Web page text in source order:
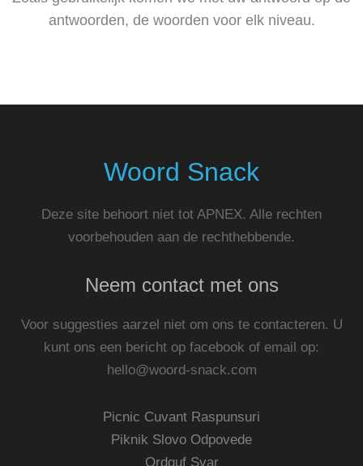
antwoorden, de woorden voor elk niveau.
Woord Snack
Deze site behoort niet tot APNEX. Alle rechten
voorbehouden aan de rechthebbende.
Neem contact met ons
Voor suggesties aarzel niet om ons te contacteren. U
kunt ons een bericht op facebook of email op:
hello@woord-snack.com
Picnic Cuvant Raspunsuri
Piknik Slovo Odpovede
Ordguf Svar